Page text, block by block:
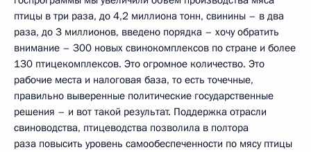
птицы в три раза, до 4,2 миллиона тонн, свинины – в два
раза, до 3 миллионов, введено порядка – хочу обратить
внимание – 300 новых свинокомплексов по стране и более
130 птицекомплексов. Это огромное количество. Это
рабочие места и налоговая база, то есть точечные,
правильно выверенные политические государственные
решения – и вот такой результат. Поддержка отрасли
свиноводства, птицеводства позволила в полтора
раза повысить уровень самообеспеченности по мясу птицы